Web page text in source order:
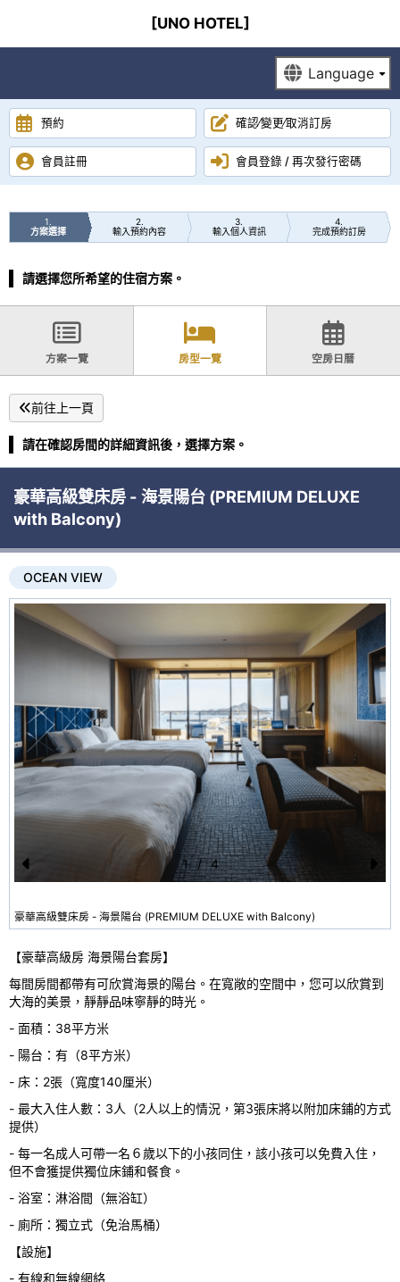
[UNO HOTEL]
預約 確認∕變更∕取消訂房
會員註冊 會員登錄 / 再次發行密碼
1
方案選擇
2
輸入預約內容
3
輸入個人資訊
4
完成預約訂房
請選擇您所希望的住宿方案。
方案一覽 房型一覽 空房日曆
前往上一頁
請在確認房間的詳細資訊後，選擇方案。
豪華高級雙床房 - 海景陽台 (PREMIUM DELUXE
with Balcony)
OCEAN VIEW
Pr
e
o
u
s
豪華高級雙床房 - 海景陽台 (PREMIUM DELUXE with Balcony)
N
1 / 4
【豪華高級房 海景陽台套房】
每間房間都帶有可欣賞海景的陽台。在寬敞的空間中，您可以欣賞到
大海的美景，靜靜品味寧靜的時光。
- 面積：38平方米
- 陽台：有（8平方米）
- 床：2張（寬度140厘米）
- 最大入住人數：3人（2人以上的情況，第3張床將以附加床鋪的方式
提供）
- 每一名成人可帶一名６歲以下的小孩同住，該小孩可以免費入住，
但不會獲提供獨位床鋪和餐食。
- 浴室：淋浴間（無浴缸）
- 廁所：獨立式（免治馬桶）
【設施】
- 有線和無線網絡